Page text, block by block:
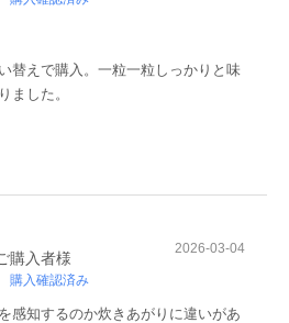
替えで購入。一粒一粒しっかりと味
ました。
購入者様
購入確認済み
2026-03-04
感知するのか炊きあがりに違いがあ